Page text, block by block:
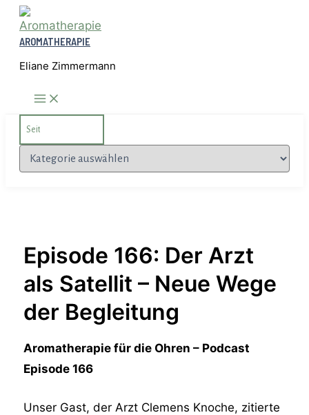
Zum
Inhalt
springen
AROMATHERAPIE
Eliane Zimmermann
for:
Kategorien
Episode 166: Der Arzt
als Satellit – Neue Wege
der Begleitung
Aromatherapie für die Ohren – Podcast
Episode 166
Unser Gast, der Arzt Clemens Knoche, zitierte